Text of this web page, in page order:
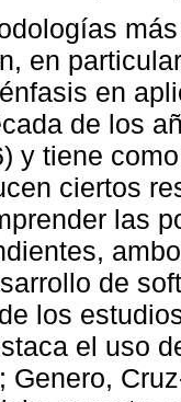
en
en
de los
y tiene
ciertos
las
de
los
el uso
Genero,